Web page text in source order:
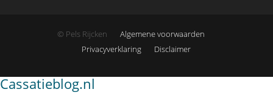
© Pels Rijcken
Algemene voorwaarden
Privacyverklaring
Disclaimer
Cassatieblog.nl